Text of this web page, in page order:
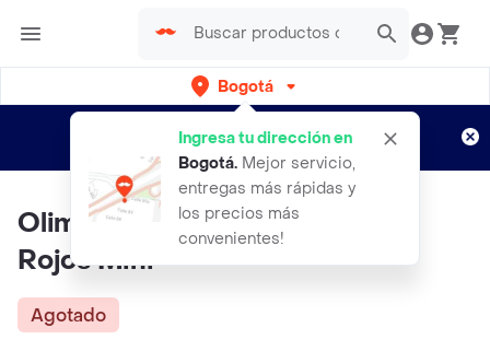
Bogotá
Ingresa tu dirección en
Bogotá. Mejor servicio,
entregas más rápidas y
los precios más
convenientes!
envíos gratis por semanas
Aplican TyC
Olimpica Torta Vainilla Frutos
Rojos Mini
Agotado